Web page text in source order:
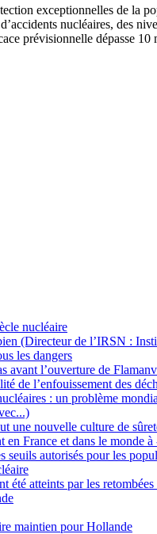
exceptionnelles de la
nucléaires, des
prévisionnelle dépasse
nucléaire
(Directeur de l’IRSN :
les dangers
avant l’ouverture de
de l’enfouissement des
: un problème
une nouvelle culture de
en France et dans le monde
seuils autorisés pour les
été atteints par les
maintien pour Hollande